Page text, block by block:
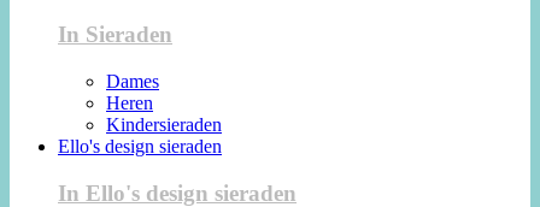
In Sieraden
Dames
Heren
Kindersieraden
Ello's design sieraden
In Ello's design sieraden